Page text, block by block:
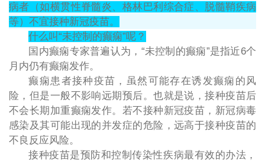
病者（如横贯性脊髓炎、格林巴利综合症、脱髓鞘疾病
等）不宜接种新冠疫苗。
什么叫“未控制的癫痫”呢？
国内癫痫专家普遍认为， “未控制的癫痫”是指近6个
月内仍有癫痫发作。
癫痫患者接种疫苗，虽然可能存在诱发癫痫的风
险，但是一般不影响远期预后。也就是说，接种疫苗后
不会长期加重癫痫发作。若不接种新冠疫苗，新冠病毒
感染及其可能出现的并发症的危险，远高于接种疫苗的
不良反应风险。
接种疫苗是预防和控制传染性疾病最有效的办法，